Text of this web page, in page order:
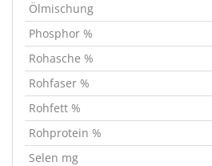
Ölmischung
Phosphor %
Rohasche %
Rohfaser %
Rohfett %
Rohprotein %
Selen mg